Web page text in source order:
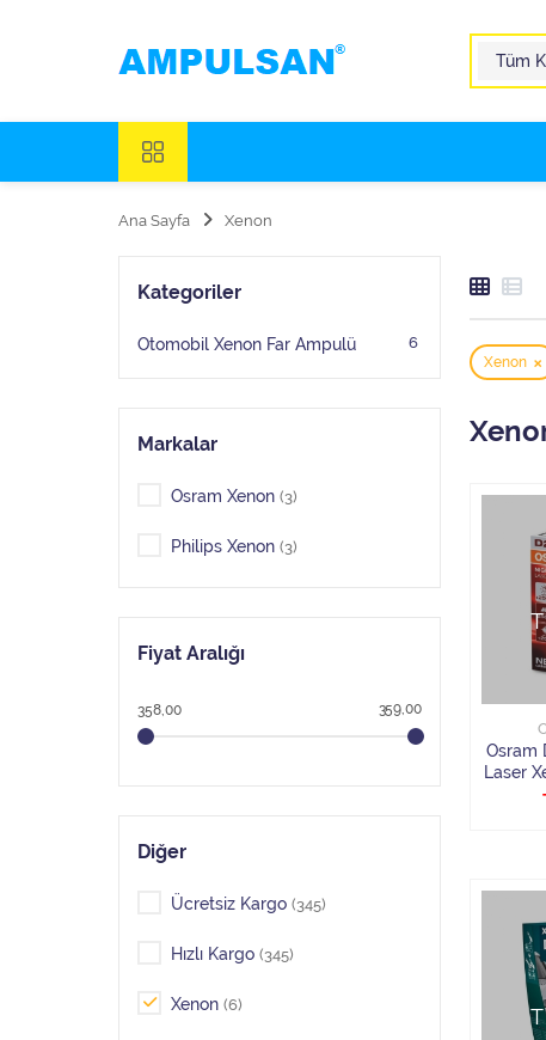
Ana Sayfa Xenon
Xenon
Osram
Laser
Kategoriler
Otomobil Xenon Far Ampulü 6
Markalar
Osram Xenon (3)
Philips Xenon (3)
Fiyat Aralığı
358,00 359,00
Diğer
Ücretsiz Kargo (345)
Hızlı Kargo (345)
Xenon (6)